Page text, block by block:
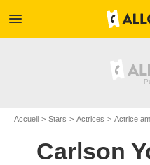
menu
Accueil Stars Actrices Actrice
Carlson